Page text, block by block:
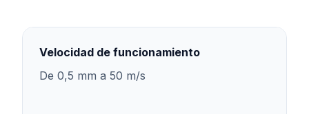
Velocidad de funcionamiento
De 0,5 mm a 50 m/s